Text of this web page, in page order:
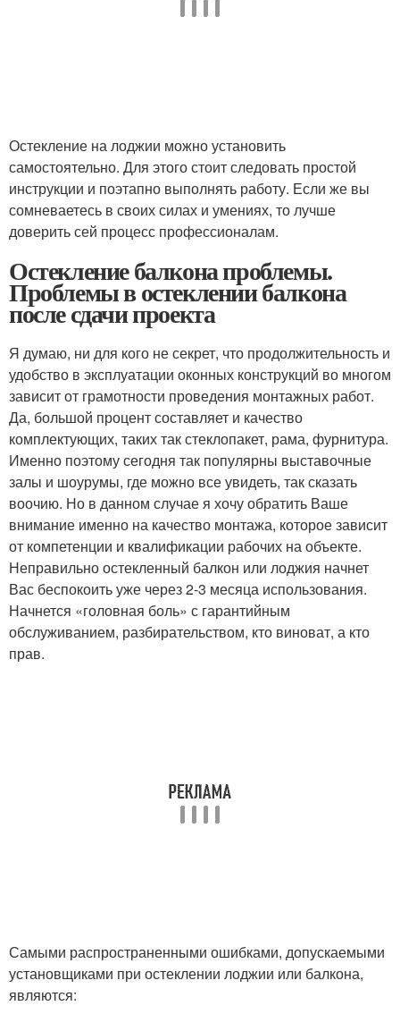
Остекление на лоджии можно установить
самостоятельно. Для этого стоит следовать простой
инструкции и поэтапно выполнять работу. Если же вы
сомневаетесь в своих силах и умениях, то лучше
доверить сей процесс профессионалам.
Остекление балкона проблемы.
Проблемы в остеклении балкона
после сдачи проекта
Я думаю, ни для кого не секрет, что продолжительность и
удобство в эксплуатации оконных конструкций во многом
зависит от грамотности проведения монтажных работ.
Да, большой процент составляет и качество
комплектующих, таких так стеклопакет, рама, фурнитура.
Именно поэтому сегодня так популярны выставочные
залы и шоурумы, где можно все увидеть, так сказать
воочию. Но в данном случае я хочу обратить Ваше
внимание именно на качество монтажа, которое зависит
от компетенции и квалификации рабочих на объекте.
Неправильно остекленный балкон или лоджия начнет
Вас беспокоить уже через 2-3 месяца использования.
Начнется «головная боль» с гарантийным
обслуживанием, разбирательством, кто виноват, а кто
прав.
Самыми распространенными ошибками, допускаемыми
установщиками при остеклении лоджии или балкона,
являются: